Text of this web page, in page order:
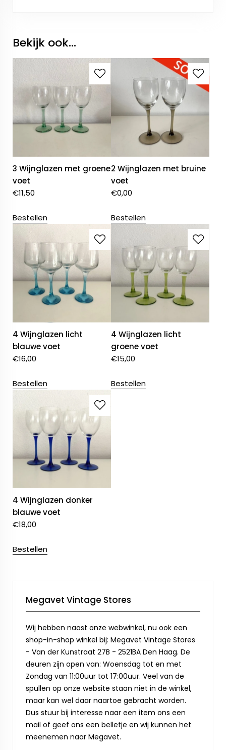
Bekijk ook...
3 Wijnglazen met groene
voet
€11,50
Bestellen
2 Wijnglazen met bruine
voet
€0,00
Bestellen
4 Wijnglazen licht
blauwe voet
€16,00
Bestellen
4 Wijnglazen licht
groene voet
€15,00
Bestellen
4 Wijnglazen donker
blauwe voet
€18,00
Bestellen
Megavet Vintage Stores
Wij hebben naast onze webwinkel, nu ook een
shop-in-shop winkel bij: Megavet Vintage Stores
- Van der Kunstraat 27B - 2521BA Den Haag. De
deuren zijn open van: Woensdag tot en met
Zondag van 11:00uur tot 17:00uur. Veel van de
spullen op onze website staan niet in de winkel,
maar kan wel daar naartoe gebracht worden.
Dus stuur bij interesse naar een item ons een
mail of geef ons een belletje en wij kunnen het
meenemen naar Megavet.